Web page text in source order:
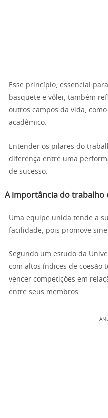
Esse princípio, essencial
basquete e vôlei, também
outros campos da vida,
acadêmico.
Entender os pilares do
diferença entre uma
de sucesso.
A importância do trabalho
Uma equipe unida tende a
facilidade, pois promove
Segundo um estudo da
com altos índices de coesão
vencer competições em
entre seus membros.